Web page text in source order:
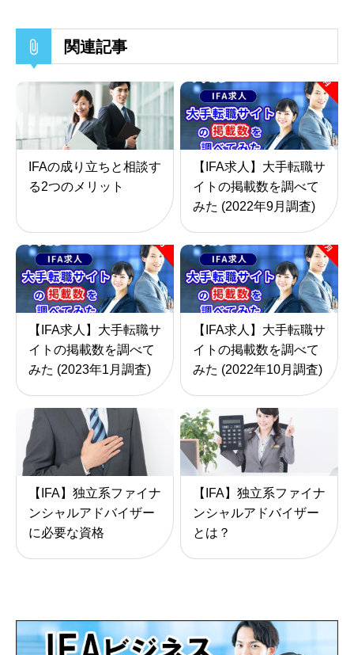
関連記事
IFAの成り立ちと相談す
る2つのメリット
【IFA求人】大手転職サ
イトの掲載数を調べて
みた (2022年9月調査)
【IFA求人】大手転職サ
イトの掲載数を調べて
みた (2023年1月調査)
【IFA求人】大手転職サ
イトの掲載数を調べて
みた (2022年10月調査)
【IFA】独立系ファイナ
ンシャルアドバイザー
に必要な資格
【IFA】独立系ファイナ
ンシャルアドバイザー
とは？